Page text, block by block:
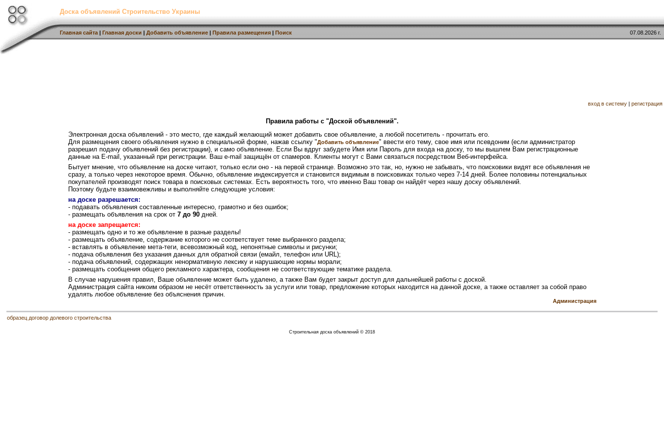
Доска объявлений Строительство Украины
Главная сайта | Главная доски | Добавить объявление | Правила размещения | Поиск 07.08.2026 г.
вход в систему | регистрация
Правила работы с "Доской объявлений".
Электронная доска объявлений - это место, где каждый желающий может добавить свое объявление, а любой посетитель - прочитать его.
Для размещения своего объявления нужно в специальной форме, нажав ссылку "Добавить объявление" ввести его тему, свое имя или псевдоним (если администратор
разрешил подачу объявлений без регистрации), и само объявление. Если Вы вдруг забудете Имя или Пароль для входа на доску, то мы вышлем Вам регистрационные
данные на E-mail, указанный при регистрации. Ваш e-mail защищён от спамеров. Клиенты могут с Вами связаться посредством Веб-интерфейса.
Бытует мнение, что объявление на доске читают, только если оно - на первой странице. Возможно это так, но, нужно не забывать, что поисковики видят все объявления не
сразу, а только через некоторое время. Обычно, объявление индексируется и становится видимым в поисковиках только через 7-14 дней. Более половины потенциальных
покупателей производят поиск товара в поисковых системах. Есть вероятность того, что именно Ваш товар он найдёт через нашу доску объявлений.
Поэтому будьте взаимовежливы и выполняйте следующие условия:
на доске разрешается:
- подавать объявления составленные интересно, грамотно и без ошибок;
- размещать объявления на срок от 7 до 90дней.
на доске запрещается:
- размещать одно и то же объявление в разные разделы!
- размещать объявление, содержание которого не соответствует теме выбранного раздела;
- вставлять в объявление мета-теги, всевозможный код, непонятные символы и рисунки;
- подача объявления без указания данных для обратной связи (емайл, телефон или URL);
- подача объявлений, содержащих ненормативную лексику и нарушающие нормы морали;
- размещать сообщения общего рекламного характера, сообщения не соответствующие тематике раздела.
В случае нарушения правил, Ваше объявление может быть удалено, а также Вам будет закрыт доступ для дальнейшей работы с доской.
Администрация сайта никоим образом не несёт ответственность за услуги или товар, предложение которых находится на данной доске, а также оставляет за собой право
удалять любое объявление без объяснения причин.
Администрация
образец договор долевого строительства
Строительная доска объявлений © 2018